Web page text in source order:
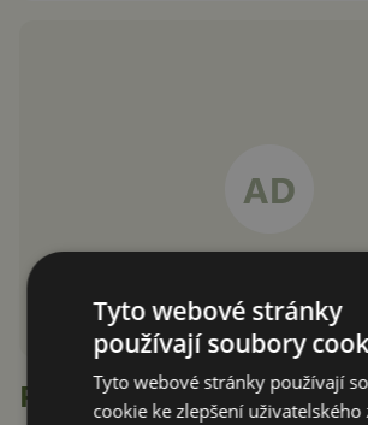
Recenze
Tyto webové stránky
používají soubory
Tyto webové stránky používají
cookie ke zlepšení uživatelského